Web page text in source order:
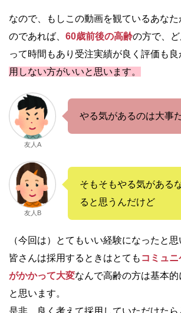
なので、もしこの動画を観ているあな
のであれば、 60歳前後の高齢の方で、
って時間もあり受注実績が良く評価も
用しない方がいいと思います。
友人A
やる気があるのは大事
友人B
そもそもやる気がある
ると思うんだけど
（今回は）とてもいい経験になったと思
皆さんは採用するときはとても コミュ
がかかって大変なんで高齢の方は基本的
と思います。